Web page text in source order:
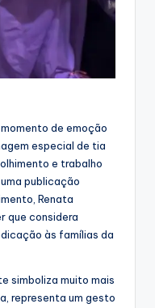
de emoção
especial de tia
e trabalho
publicação
Renata
que considera
às famílias da
simboliza muito mais
representa um gesto